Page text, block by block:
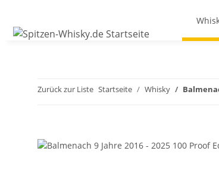
Zurück zur Liste Startseite Whisky